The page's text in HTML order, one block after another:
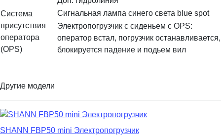
Система
присутствия
оператора
(OPS)
Сигнальная лампа синего света blue spot
Электропогрузчик с сиденьем с OPS:
оператор встал, погрузчик останавливается,
блокируется падение и подьем вил
Другие модели
SHANN FBP50 mini Электропогрузчик